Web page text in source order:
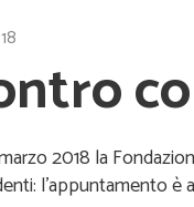
2018 la
l’appuntamento è